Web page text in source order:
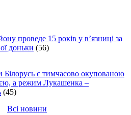
проведе 15 років у в’язниці за
доньки (56)
Білорусь є тимчасово окупованою
а режим Лукашенка –
(45)
Всі новини